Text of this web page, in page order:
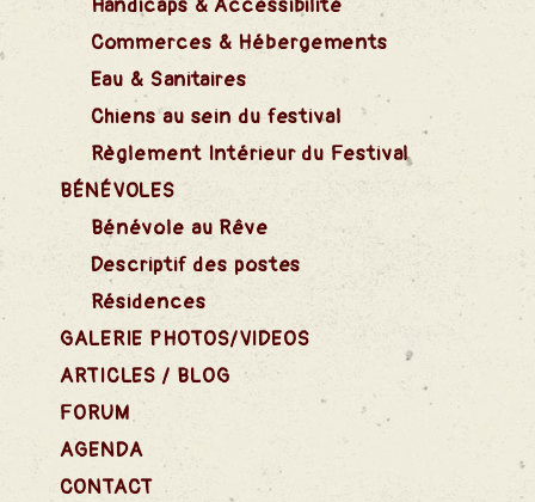
Handicaps & Accessibilité
Commerces & Hébergements
Eau & Sanitaires
Chiens au sein du festival
Règlement Intérieur du Festival
BÉNÉVOLES
Bénévole au Rêve
Descriptif des postes
Résidences
GALERIE PHOTOS/VIDEOS
ARTICLES / BLOG
FORUM
AGENDA
CONTACT